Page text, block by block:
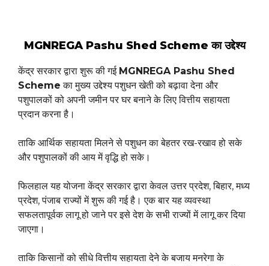
MGNREGA Pashu Shed Scheme का उद्देश्य
केंद्र सरकार द्वारा शुरू की गई MGNREGA Pashu Shed
Scheme का मुख्य उद्देश्य पशुधन खेती को बढ़ावा देना और
पशुपालकों को अपनी जमीन पर घर बनाने के लिए वित्तीय सहायता
प्रदान करना है।
ताकि आर्थिक सहायता मिलने से पशुधन का बेहतर रख-रखाव हो सके
और पशुपालकों की आय में वृद्धि हो सके।
फिलहाल यह योजना केंद्र सरकार द्वारा केवल उत्तर प्रदेश, बिहार, मध्य
प्रदेश, पंजाब राज्यों में शुरू की गई है। एक बार यह व्यवस्था
सफलतापूर्वक लागू हो जाने पर इसे देश के सभी राज्यों में लागू कर दिया
जाएगा।
ताकि किसानों को सीधे वित्तीय सहायता देने के बजाय मनरेगा के